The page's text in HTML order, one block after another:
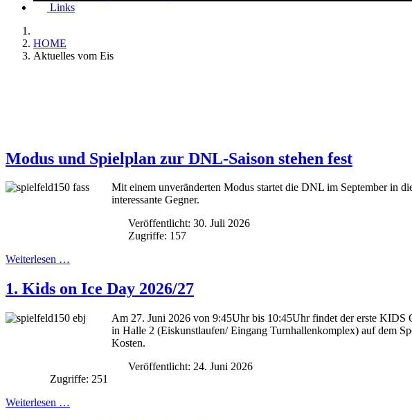
Links
HOME
Aktuelles vom Eis
Modus und Spielplan zur DNL-Saison stehen fest
Mit einem unveränderten Modus startet die DNL im September in
interessante Gegner.
Veröffentlicht: 30. Juli 2026
Zugriffe: 157
Weiterlesen …
1. Kids on Ice Day 2026/27
Am 27. Juni 2026 von 9:45Uhr bis 10:45Uhr findet der erste KIDS
in Halle 2 (Eiskunstlaufen/ Eingang Turnhallenkomplex) auf dem
Kosten.
Veröffentlicht: 24. Juni 2026
Zugriffe: 251
Weiterlesen …